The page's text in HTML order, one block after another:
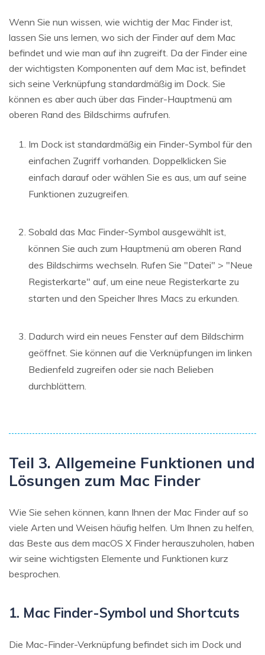
Wenn Sie nun wissen, wie wichtig der Mac Finder ist,
lassen Sie uns lernen, wo sich der Finder auf dem Mac
befindet und wie man auf ihn zugreift. Da der Finder eine
der wichtigsten Komponenten auf dem Mac ist, befindet
sich seine Verknüpfung standardmäßig im Dock. Sie
können es aber auch über das Finder-Hauptmenü am
oberen Rand des Bildschirms aufrufen.
Im Dock ist standardmäßig ein Finder-Symbol für den
einfachen Zugriff vorhanden. Doppelklicken Sie
einfach darauf oder wählen Sie es aus, um auf seine
Funktionen zuzugreifen.
Sobald das Mac Finder-Symbol ausgewählt ist,
können Sie auch zum Hauptmenü am oberen Rand
des Bildschirms wechseln. Rufen Sie "Datei" > "Neue
Registerkarte" auf, um eine neue Registerkarte zu
starten und den Speicher Ihres Macs zu erkunden.
Dadurch wird ein neues Fenster auf dem Bildschirm
geöffnet. Sie können auf die Verknüpfungen im linken
Bedienfeld zugreifen oder sie nach Belieben
durchblättern.
Teil 3. Allgemeine Funktionen und
Lösungen zum Mac Finder
Wie Sie sehen können, kann Ihnen der Mac Finder auf so
viele Arten und Weisen häufig helfen. Um Ihnen zu helfen,
das Beste aus dem macOS X Finder herauszuholen, haben
wir seine wichtigsten Elemente und Funktionen kurz
besprochen.
1. Mac Finder-Symbol und Shortcuts
Die Mac-Finder-Verknüpfung befindet sich im Dock und